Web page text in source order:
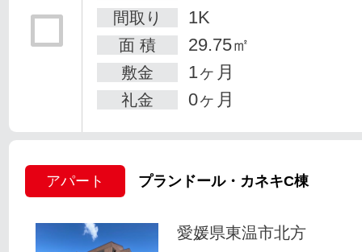
間取り
1K
面 積 29.75㎡
敷金 1ヶ月
礼金 0ヶ月
アパート プランドール・カネキC棟
愛媛県東温市北方